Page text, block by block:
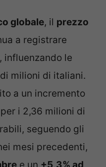
globale, il prezzo
a registrare
le
milioni di italiani.
a un incremento
i 2,36 milioni di
seguendo gli
mesi precedenti,